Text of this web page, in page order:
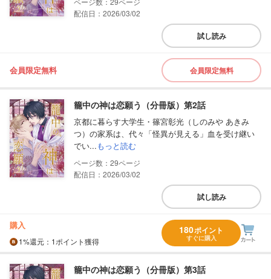
配信日：2026/03/02
試し読み
会員限定無料 会員限定無料
籠中の神は恋願う（分冊版）第2話
京都に暮らす大学生・篠宮彰光（しのみや あきみ
つ）の家系は、代々「怪異が見える」血を受け継い
でい...もっと読む
29
配信日：2026/03/02
試し読み
購入
1%還元 ：1ポイント獲得
180ポイント
すぐに購入
籠中の神は恋願う（分冊版）第3話